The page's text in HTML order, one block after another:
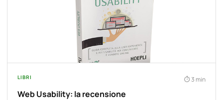
LIBRI 3 min
Web Usability: la recensione